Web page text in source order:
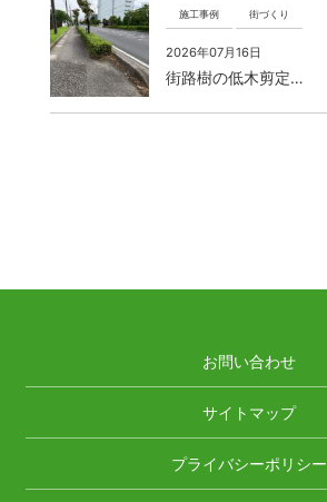
施工事例 街づくり
2026年07月16日
街路樹の低木剪定…
お問い合わせ
サイトマップ
プライバシーポリシー